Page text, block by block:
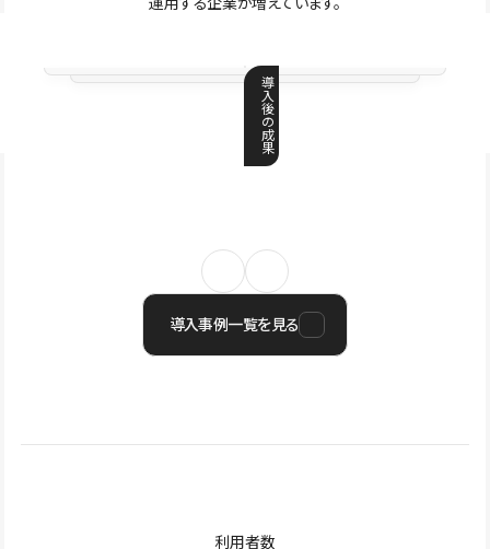
導
入
後
の
成
果
導入事例一覧を見る
利用者数